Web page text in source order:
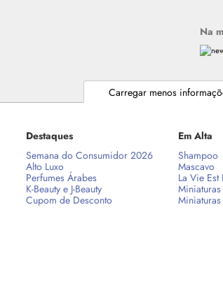
Na
Carregar menos
Destaques
Semana do Consumidor 2026
Alto Luxo
Perfumes Árabes
K-Beauty e J-Beauty
Cupom de Desconto
Em Alta
Shampoo
Mascavo
La Vie Est